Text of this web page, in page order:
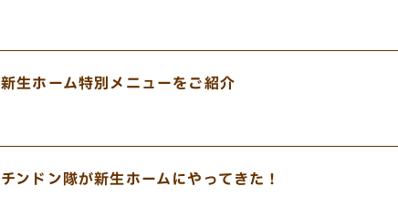
新生ホーム特別メニューをご紹介
チンドン隊が新生ホームにやってきた！